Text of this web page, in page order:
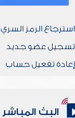
استرجاع الرمز السري
تسجيل عضو جديد
إعادة تفعيل حساب
البث المباشر